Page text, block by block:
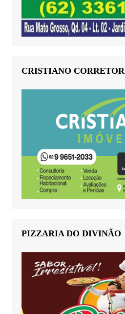
CRISTIANO CORRETOR
PIZZARIA DO DIVINÃO